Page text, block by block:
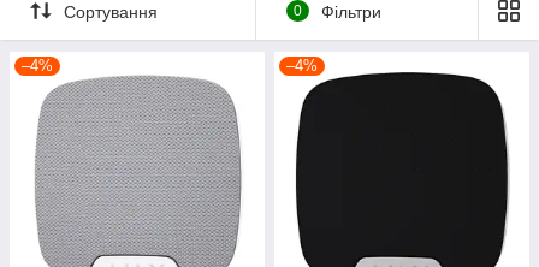
Сортування 0 Фільтри
–4% –4%